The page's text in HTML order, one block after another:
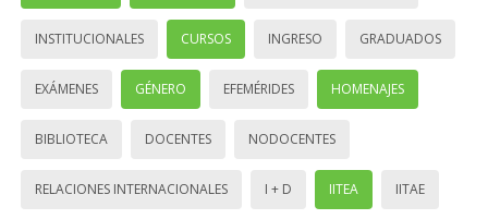
INSTITUCIONALES CURSOS INGRESO GRADUADOS
EXÁMENES GÉNERO EFEMÉRIDES HOMENAJES
BIBLIOTECA DOCENTES NODOCENTES
RELACIONES INTERNACIONALES I + D IITEA IITAE